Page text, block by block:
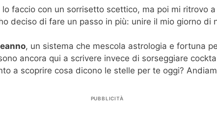
faccio con un sorrisetto scettico, ma poi mi ritrovo
deciso di fare un passo in più: unire il mio giorno di
, un sistema che mescola astrologia e fortuna
ancora qui a scrivere invece di sorseggiare
a scoprire cosa dicono le stelle per te oggi?
PUBBLICITÀ